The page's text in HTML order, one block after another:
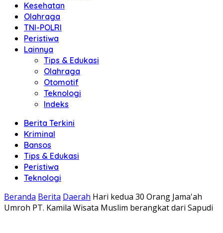
Kesehatan
Olahraga
TNI-POLRI
Peristiwa
Lainnya
Tips & Edukasi
Olahraga
Otomotif
Teknologi
Indeks
Berita Terkini
Kriminal
Bansos
Tips & Edukasi
Peristiwa
Teknologi
Beranda Berita Daerah Hari kedua 30 Orang Jama'ah
Umroh PT. Kamila Wisata Muslim berangkat dari Sapudi